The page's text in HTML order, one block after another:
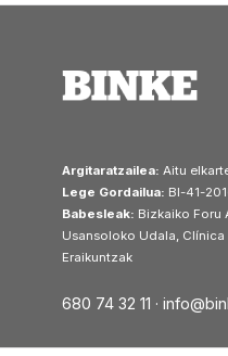
Argitaratzailea: Aitu
Lege Gordailua: BI-41-
Babesleak: Bizkaiko Foru
Usansoloko Udala,
Eraikuntzak
680 74 32 11 ·